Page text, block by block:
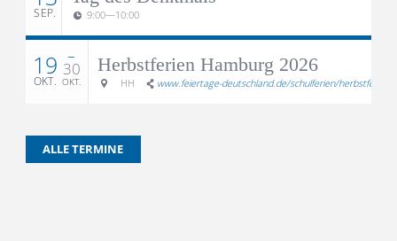
SEP. 9:00—10:00
19
OKT.
–
30
OKT.
Herbstferien Hamburg 2026
HH www.feiertage-deutschland.de/schulferien/herbstferien/
ALLE TERMINE